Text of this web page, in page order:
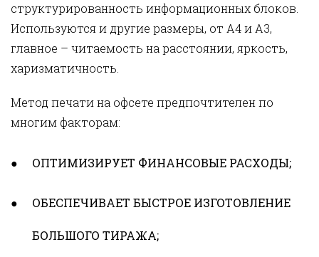
структурированность информационных блоков.
Используются и другие размеры, от А4 и А3,
главное – читаемость на расстоянии, яркость,
харизматичность.
Метод печати на офсете предпочтителен по
многим факторам:
ОПТИМИЗИРУЕТ ФИНАНСОВЫЕ РАСХОДЫ;
ОБЕСПЕЧИВАЕТ БЫСТРОЕ ИЗГОТОВЛЕНИЕ
БОЛЬШОГО ТИРАЖА;